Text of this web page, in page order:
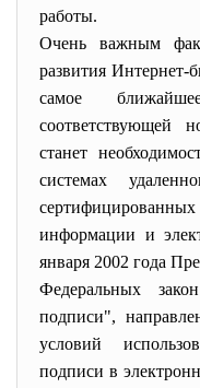
работы.
Очень важным
развития Интернет-
самое
соответствующей
станет
системах
информации и
января 2002 года
Федеральных
подписи",
условий
подписи в